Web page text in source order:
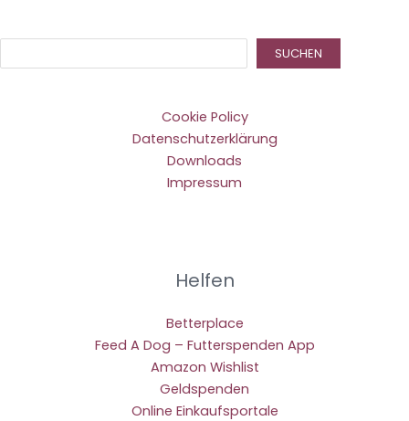
SUCHEN
Cookie Policy
Datenschutzerklärung
Downloads
Impressum
Helfen
Betterplace
Feed A Dog – Futterspenden App
Amazon Wishlist
Geldspenden
Online Einkaufsportale